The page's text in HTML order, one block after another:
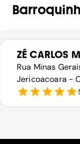
ZÉ CARLOS
Rua Minas
Jericoacoara -